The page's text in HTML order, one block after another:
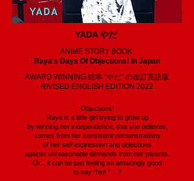
YADA やだ
ANIME STORY BOOK
Raya's Days Of Objections! In Japan
AWARD WINNING 絵本 “やだ” の改訂英語版
RIVISED ENGLISH EDITION 2022
Objections!
Raya is a little girl trying to grow up
by winning her independence, that she believes,
comes from her consistent demonstrations
of her self-expression and objections
against unreasonable demands from her parents.
Or... it can be just feeling so amazingly good
to say “No! ”... ?